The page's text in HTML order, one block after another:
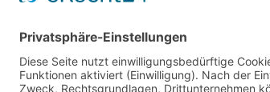
© 2026 - Personal Training in Dresden mit
Online-Training